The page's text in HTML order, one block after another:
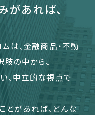
があれば、
は、金融商品・不動
肢の中から、
、中立的な視点で
とがあれば、どんな